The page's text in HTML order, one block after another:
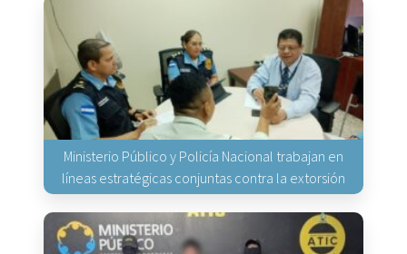
Ministerio Público y Policía Nacional trabajan en
líneas estratégicas conjuntas contra la extorsión